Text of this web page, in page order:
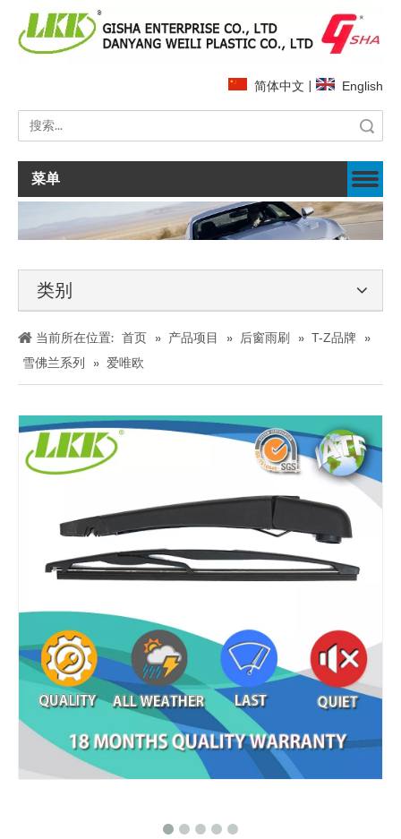
简体中文 | English
菜单
类别
当前所在位置: 首页 » 产品项目 » 后窗雨刷 » T-Z品牌
»
雪佛兰系列
» 爱唯欧